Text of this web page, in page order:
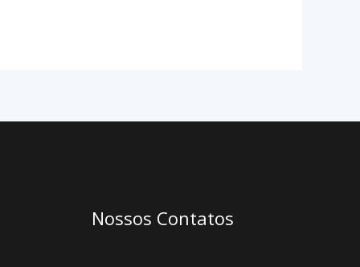
Nossos Contatos